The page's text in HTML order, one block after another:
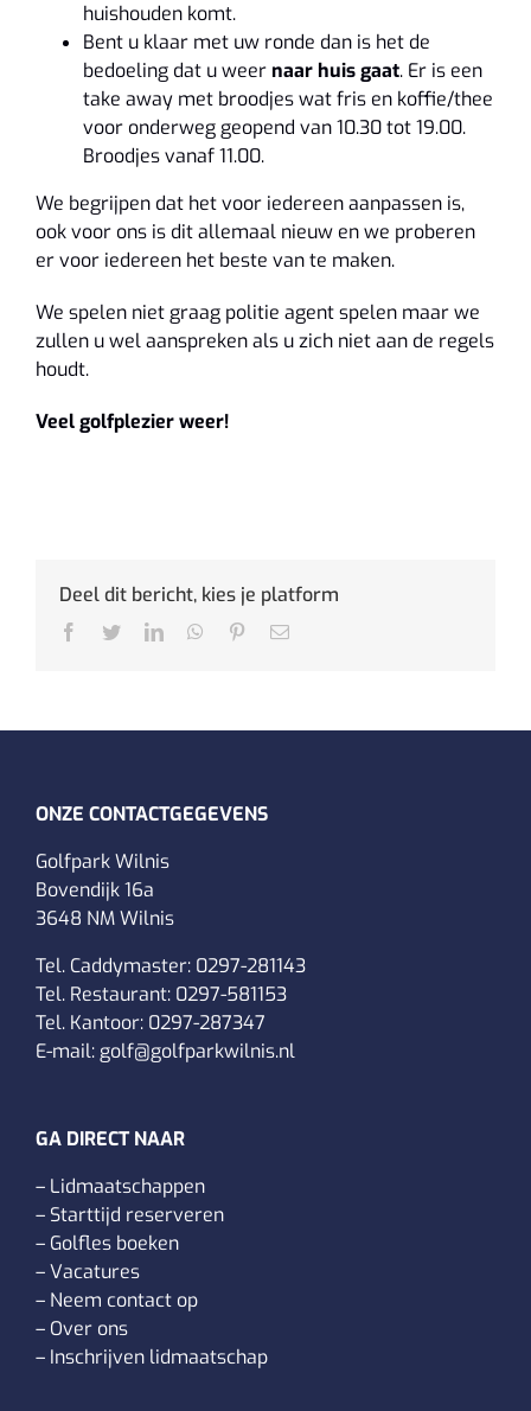
huishouden komt.
Bent u klaar met uw ronde dan is het de
bedoeling dat u weernaar huis gaat. Er is een
take away met broodjes wat fris en koffie/thee
voor onderweg geopend van 10.30 tot 19.00.
Broodjes vanaf 11.00.
We begrijpen dat het voor iedereen aanpassen is,
ook voor ons is dit allemaal nieuw en we proberen
er voor iedereen het beste van te maken.
We spelen niet graag politie agent spelen maar we
zullen u wel aanspreken als u zich niet aan de regels
houdt.
Veel golfplezier weer!
Deel dit bericht, kies je platform
Facebook
TwitterLinkedInWhatsApp
Pinterest
E-
ONZE CONTACTGEGEVENS
Golfpark Wilnis
Bovendijk 16a
3648 NM Wilnis
Tel. Caddymaster: 0297-281143
Tel. Restaurant: 0297-581153
Tel. Kantoor: 0297-287347
E-mail:golf@golfparkwilnis.nl
GA DIRECT NAAR
– Lidmaatschappen
– Starttijd reserveren
– Golfles boeken
–Vacatures
– Neem contact op
– Over ons
– Inschrijven lidmaatschap